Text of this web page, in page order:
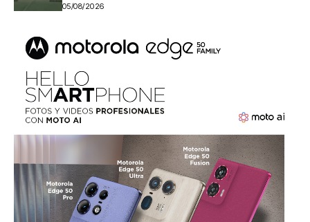
05/08/2026